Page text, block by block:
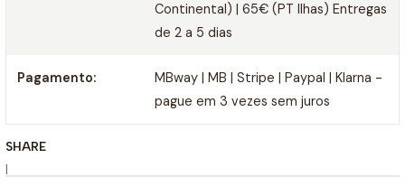
Continental) | 65€ (PT Ilhas) Entregas
de 2 a 5 dias
Pagamento:
MBway | MB | Stripe | Paypal | Klarna -
pague em 3 vezes sem juros
SHARE
|